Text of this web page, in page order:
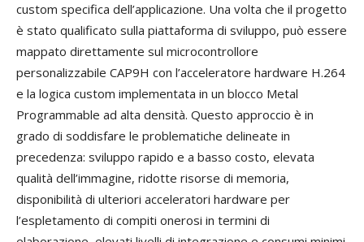
custom specifica dell’applicazione. Una volta che il progetto
è stato qualificato sulla piattaforma di sviluppo, può essere
mappato direttamente sul microcontrollore
personalizzabile CAP9H con l’acceleratore hardware H.264
e la logica custom implementata in un blocco Metal
Programmable ad alta densità. Questo approccio è in
grado di soddisfare le problematiche delineate in
precedenza: sviluppo rapido e a basso costo, elevata
qualità dell’immagine, ridotte risorse di memoria,
disponibilità di ulteriori acceleratori hardware per
l’espletamento di compiti onerosi in termini di